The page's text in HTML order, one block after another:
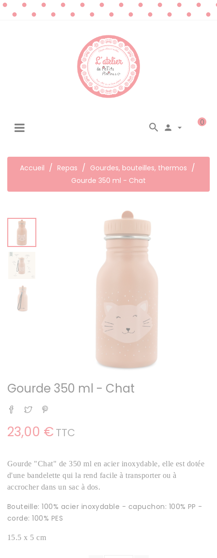
0
 

Accueil Repas
Gourdes, bouteilles, thermos
Gourde 350 ml - Chat
Gourde 350 ml - Chat
Partager
Tweet
23,00 € TTC
Gourde "Chat" de 350 ml en acier inoxydable, elle est dotée
d'une bandelette qui la rend facile à transporter ou à
accrocher dans un sac à dos.
Bouteille: 100% acier inoxydable - capuchon: 100% PP -
corde: 100% PES
15.5 x 5 cm